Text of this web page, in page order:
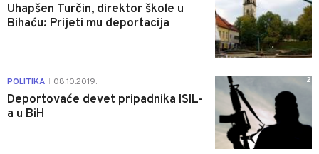
Uhapšen Turčin, direktor škole u
Bihaću: Prijeti mu deportacija
POLITIKA 08.10.2019.
Deportovaće devet pripadnika ISIL-
a u BiH
2